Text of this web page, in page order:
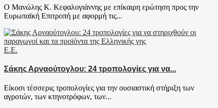
Ο Μανώλης Κ. Κεφαλογιάννης με επίκαιρη ερώτηση προς την
Ευρωπαϊκή Επιτροπή με αφορμή τις...
Ε.Ε.
Σάκης Αρναούτογλου: 24 τροπολογίες για να...
Είκοσι τέσσερις τροπολογίες για την ουσιαστική στήριξη των
αγροτών, των κτηνοτρόφων, των...